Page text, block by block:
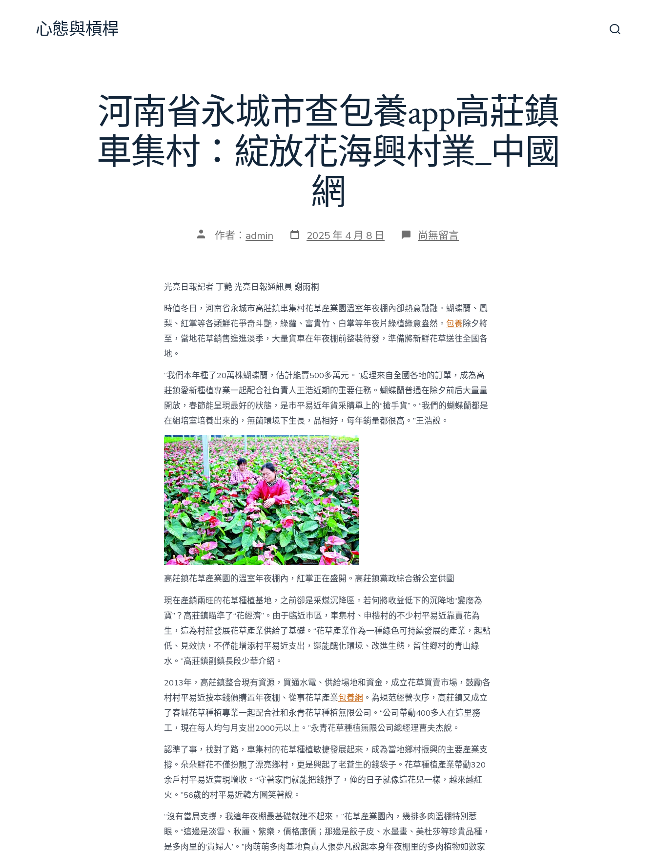
心態與槓桿
河南省永城市查包養app高莊鎮
車集村：綻放花海興村業_中國
網
文 作者： admin 發
表
2025 年 4 月 8 日 在
〈河
查
包
養
app
高
車
集
村：
綻
放
花
尚無留言
光亮日報記者 丁艷 光亮日報通訊員 謝雨桐
時值冬日，河南省永城市高莊鎮車集村花草產業園溫室年夜棚內卻熱意融融。蝴蝶蘭、鳳
梨、紅掌等各類鮮花爭奇斗艷，綠蘿、富貴竹、白掌等年夜片綠植綠意盎然。 包養除夕將
至，當地花草銷售進進淡季，大量貨車在年夜棚前整裝待發，準備將新鮮花草送往全國各
地。
“我們本年種了20萬株蝴蝶蘭，估計能賣500多萬元。”處理來自全國各地的訂單，成為高
莊鎮愛新種植專業一起配合社負責人王浩近期的重要任務。蝴蝶蘭普通在除夕前后大量量
開放，春節能呈現最好的狀態，是市平易近年貨采購單上的“搶手貨”。“我們的蝴蝶蘭都是
在組培室培養出來的，無菌環境下生長，品相好，每年銷量都很高。”王浩說。
高莊鎮花草產業園的溫室年夜棚內，紅掌正在盛開。高莊鎮黨政綜合辦公室供圖
現在產銷兩旺的花草種植基地，之前卻是采煤沉降區。若何將收益低下的沉降地“變廢為
寶”？高莊鎮瞄準了“花經濟”。由于臨近市區，車集村、申樓村的不少村平易近靠賣花為
生，這為村莊發展花草產業供給了基礎。“花草產業作為一種綠色可持續發展的產業，起點
低、見效快，不僅能增添村平易近支出，還能醜化環境、改進生態，留住鄉村的青山綠
水。”高莊鎮副鎮長段少華介紹。
2013年，高莊鎮整合現有資源，買通水電、供給場地和資金，成立花草買賣市場，鼓勵各
村村平易近按本錢價購置年夜棚、從事花草產業包養網 。為規范經營次序，高莊鎮又成立
了春城花草種植專業一起配合社和永青花草種植無限公司。“公司帶動400多人在這里務
工，現在每人均勻月支出2000元以上。”永青花草種植無限公司總經理曹夫杰說。
認準了事，找對了路，車集村的花草種植敏捷發展起來，成為當地鄉村振興的主要產業支
撐。朵朵鮮花不僅扮靚了漂亮鄉村，更是興起了老蒼生的錢袋子。花草種植產業帶動320
余戶村平易近實現增收。“守著家門就能把錢掙了，俺的日子就像這花兒一樣，越來越紅
火。”56歲的村平易近韓方圓笑著說。
“沒有當局支撐，我這年夜棚最基礎就建不起來。”花草產業園內，幾排多肉溫棚特別惹
眼。“這邊是淡雪、秋麗、紫樂，價格廉價；那邊是餃子皮、水墨畫、美杜莎等珍貴品種，
是多肉里的‘貴婦人’。”肉萌萌多肉基地負責人張夢凡說起本身年夜棚里的多肉植物如數家